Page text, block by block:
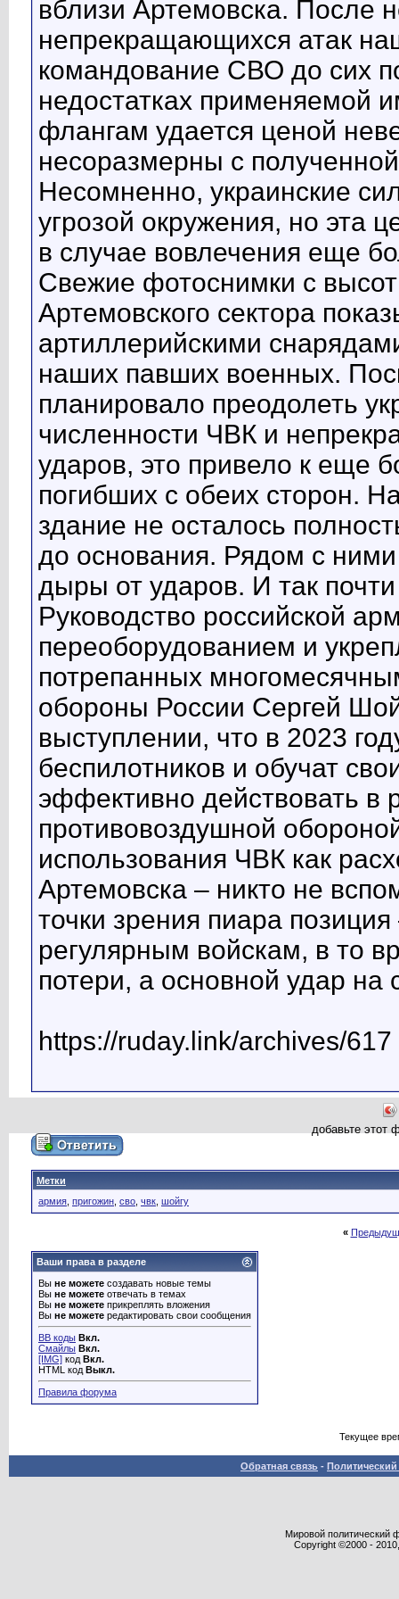
вблизи Артемовска. После
непрекращающихся атак
командование СВО до сих
недостатках применяемой
флангам удается ценой
несоразмерны с
Несомненно, украинские
угрозой окружения, но эта
в случае вовлечения еще
Свежие фотоснимки с
Артемовского сектора
артиллерийскими
наших павших военных.
планировало преодолеть
численности ЧВК и
ударов, это привело к еще
погибших с обеих сторон.
здание не осталось
до основания. Рядом с ними
дыры от ударов. И так
Руководство российской
переоборудованием и
потрепанных
обороны России Сергей
выступлении, что в 2023
беспилотников и обучат
эффективно действовать в
противовоздушной
использования ЧВК как
Артемовска – никто не
точки зрения пиара
регулярным войскам, в то
потери, а основной удар на
https://ruday.link/archives/617
добавьте этот
Метки
армия пригожин сво чвк шойгу
«
Ваши права в разделе
Вы не можете создавать новые темы
Вы не можете отвечать в темах
Вы не можете прикреплять вложения
Вы не можете редактировать свои сообщения
BB коды Вкл.
Смайлы Вкл.
[IMG] код Вкл.
HTML код Выкл.
Правила форума
Текущее
Обратная связь -
Мировой политический
Copyright ©2000 -